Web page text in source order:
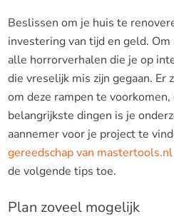
Beslissen om je huis te
investering van tijd en geld.
alle horrorverhalen die je op
die vreselijk mis zijn gegaan. Er
om deze rampen te voorkomen,
belangrijkste dingen is je
aannemer voor je project te
gereedschap van mastertools.nl
de volgende tips toe.
Plan zoveel mogelijk